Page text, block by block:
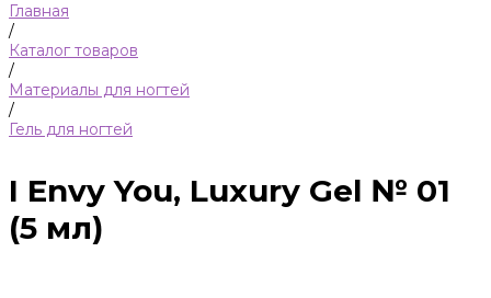
Главная
/
Каталог товаров
/
Материалы для ногтей
/
Гель для ногтей
I Envy You, Luxury Gel № 01
(5 мл)